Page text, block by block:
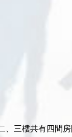
三樓共有四間